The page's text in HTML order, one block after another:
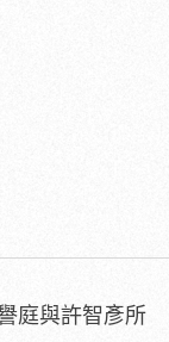
庭與許智彥所